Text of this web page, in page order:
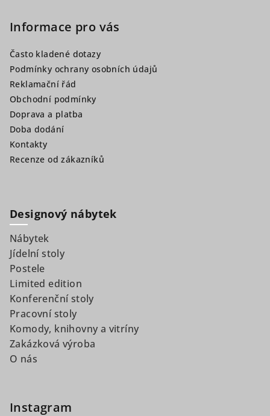
Informace pro vás
Často kladené dotazy
Podmínky ochrany osobních údajů
Reklamační řád
Obchodní podmínky
Doprava a platba
Doba dodání
Kontakty
Recenze od zákazníků
Designový nábytek
Nábytek
Jídelní stoly
Postele
Limited edition
Konferenční stoly
Pracovní stoly
Komody, knihovny a vitríny
Zakázková výroba
O nás
Instagram